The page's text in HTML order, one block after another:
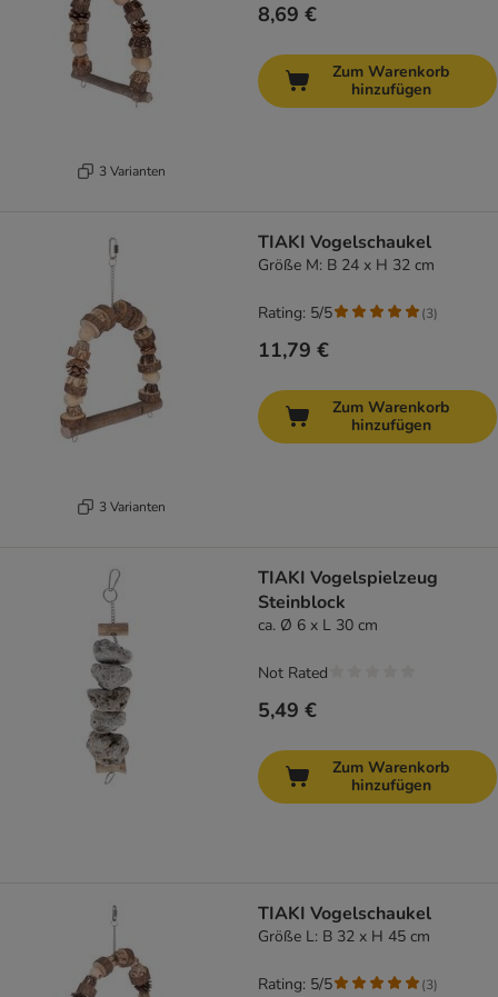
3 Varianten
8,69 €
Zum Warenkorb
hinzufügen
3 Varianten
TIAKI Vogelschaukel
Größe M: B 24 x H 32 cm
11,79 €
Rating: 5/5 (3)
Zum Warenkorb
hinzufügen
TIAKI Vogelspielzeug
Steinblock
ca. Ø 6 x L 30 cm
5,49 €
Not Rated
Zum Warenkorb
hinzufügen
TIAKI Vogelschaukel
Größe L: B 32 x H 45 cm
Rating: 5/5 (3)